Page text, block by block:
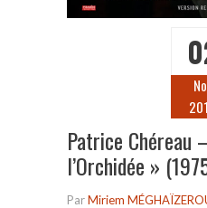
Patrice Chéreau
l’Orchidée »
ParMiriem